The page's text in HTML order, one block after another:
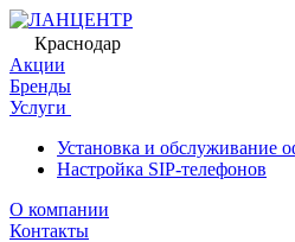
Краснодар
Акции
Бренды
Услуги
Установка и обслуживание
Настройка SIP-телефонов
О компании
Контакты